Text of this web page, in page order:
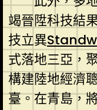
竭晉陞科技結
技立異
式落地三亞，
構建陸地經濟
臺。在青島，